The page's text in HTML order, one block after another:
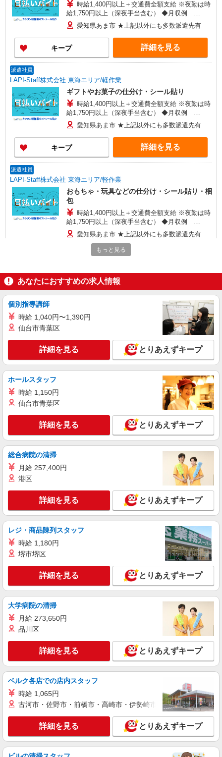
時給1,400円以上＋交通費全額支給 ※夜勤は時
給1,750円以上（深夜手当含む） ◆月収例
246,400円 （日勤シフト10時〜19時 週5日勤務の
場合） 時給1,400円×8h×22日勤務
愛知県あま市 ★上記以外にも多数派遣先有
キープ 詳細を見る
派遣社員
LAPI-Staff株式会社 東海エリア/軽作業
ギフトやお菓子の仕分け・シール貼り
時給1,400円以上＋交通費全額支給 ※夜勤は時
給1,750円以上（深夜手当含む） ◆月収例
246,400円 （日勤シフト10時〜19時 週5日勤務の
場合） 時給1,400円×8h×22日勤務
愛知県あま市 ★上記以外にも多数派遣先有
キープ 詳細を見る
派遣社員
LAPI-Staff株式会社 東海エリア/軽作業
おもちゃ・玩具などの仕分け・シール貼り・梱
包
時給1,400円以上＋交通費全額支給 ※夜勤は時
給1,750円以上（深夜手当含む） ◆月収例
246,400円 （日勤シフト10時〜19時 週5日勤務の
場合） 時給1,400円×8h×22日勤務
愛知県あま市 ★上記以外にも多数派遣先有
派遣社員
LAPI-Staff株式会社 東海エリア/軽作業
ギフト商品のシール貼り、仕分け
時給1,400円以上＋交通費全額支給 ※夜勤は時
給1,750円以上（深夜手当含む） ◆月収例
246,400円 （日勤シフト10時〜19時 週5日勤務の
場合） 時給1,400円×8h×22日勤務
愛知県あま市 ★上記以外にも多数派遣先有
キープ 詳細を見る
派遣社員
LAPI-Staff株式会社 東海エリア/軽作業
時給1,750円以上（深夜手当含む）＋交通費全
額支給 ◆月収例 308,000円 （夜勤シフト 21時〜
翌6時 週5日勤務の場合） 時給1,750円×8h×22日勤
務
愛知県あま市 ★上記以外にも多数派遣先有
キープ 詳細を見る
派遣社員
家具・雑貨の仕分け・シール貼り・梱包
時給1,400円以上＋交通費全額支給 ※夜勤は時
給1,750円以上（深夜手当含む） ◆月収例
246,400円 （日勤シフト10時〜19時 週5日勤務の
愛知県あま市 ★上記以外にも多数派遣先有
詳細を見る
LAPI-Staff株式会社 東海エリア/軽作業
DVD・ゲーム等のシール貼り・ピッキング
時給1,750円以上（深夜手当含む）＋交通費全
額支給 ◆月収例 308,000円 （夜勤シフト 21時〜
翌6時 週5日勤務の場合） 時給1,750円×8h×22日勤
愛知県あま市 ★上記以外にも多数派遣先有
キープ 詳細を見る
派遣社員
製菓用品のシール貼り、仕分け、梱包
時給1,400円以上＋交通費全額支給 ※夜勤は時
給1,750円以上（深夜手当含む） ◆月収例
246,400円 （日勤シフト10時〜19時 週5日勤務の
場合） 時給1,400円×8h×22日勤務
愛知県あま市 ★上記以外にも多数派遣先有
キープ 詳細を見る
もっと見る
あなたにおすすめの求人情報
個別指導講師
時給 1,040円〜1,390円
仙台市青葉区
詳細を見る とりあえずキープ
ホールスタッフ
時給 1,150円
仙台市青葉区
詳細を見る とりあえずキープ
総合病院の清掃
月給 257,400円
港区
詳細を見る とりあえずキープ
レジ・商品陳列スタッフ
時給 1,180円
堺市堺区
詳細を見る とりあえずキープ
大学病院の清掃
月給 273,650円
品川区
詳細を見る とりあえずキープ
ベルク各店での店内スタッフ
時給 1,065円
古河市・佐野市・前橋市・高崎市・伊勢崎市・太田市・館林市
詳細を見る とりあえずキープ